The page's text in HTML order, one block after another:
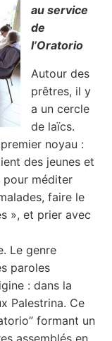
au service
de
l’Oratorio
Autour des
prêtres, il y
a un cercle
de laïcs.
noyau :
des jeunes et
pour méditer
faire le
», et prier avec
Le genre
paroles
: dans la
Palestrina. Ce
formant un
assemblés en